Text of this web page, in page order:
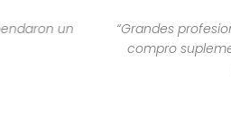
un
“Grandes
compro